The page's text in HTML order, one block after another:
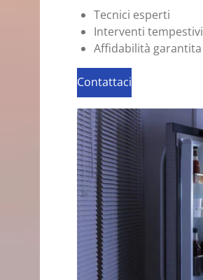
Tecnici esperti
Interventi tempestivi
Affidabilità garantita
Contattaci